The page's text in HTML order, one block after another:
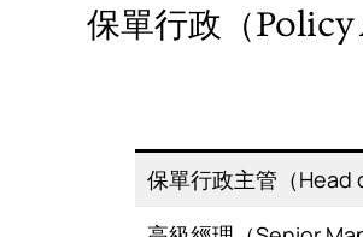
保單行政（
保單行政主管（Head